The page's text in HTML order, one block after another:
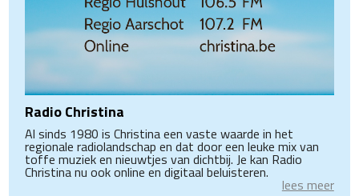
Radio Christina
Al sinds 1980 is Christina een vaste waarde in het
regionale radiolandschap en dat door een leuke mix van
toffe muziek en nieuwtjes van dichtbij. Je kan Radio
Christina nu ook online en digitaal beluisteren.
lees meer